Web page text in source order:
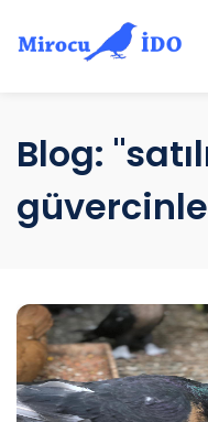
Hakkımda
Galeri
Satılık Kuşlar
Blog: